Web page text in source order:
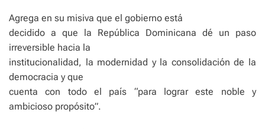
Agrega en su misiva que el gobierno está
decidido a que la República Dominicana dé un paso
irreversible hacia la
institucionalidad, la modernidad y la consolidación de la
democracia y que
cuenta con todo el país “para lograr este noble y
ambicioso propósito”.